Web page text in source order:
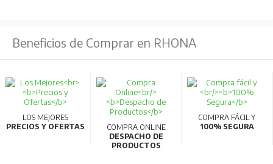
Beneficios de Comprar en RHONA
LOS MEJORES
PRECIOS Y OFERTAS
COMPRA ONLINE
DESPACHO DE
PRODUCTOS
COMPRA FÁCIL Y
100% SEGURA